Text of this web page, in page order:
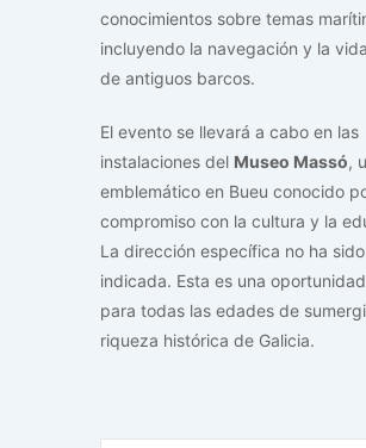
conocimientos sobre temas
incluyendo la navegación y la
de antiguos barcos.
El evento se llevará a cabo en las
instalaciones del Museo Massó,
emblemático en Bueu conocido
compromiso con la cultura y la
La dirección específica no ha sido
indicada. Esta es una
para todas las edades de
riqueza histórica de Galicia.